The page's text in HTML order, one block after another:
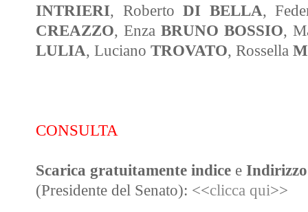
INTRIERI, Roberto DI BELLA,
CREAZZO, Enza BRUNO BOSSIO,
LULIA, Luciano TROVATO, Rossella
CONSULTA
Scarica gratuitamente indice e
(Presidente del Senato): <<clicca qui>>